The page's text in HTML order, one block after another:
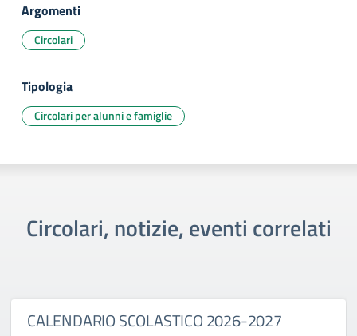
Argomenti
Circolari
Tipologia
Circolari per alunni e famiglie
Circolari, notizie, eventi correlati
CALENDARIO SCOLASTICO 2026-2027